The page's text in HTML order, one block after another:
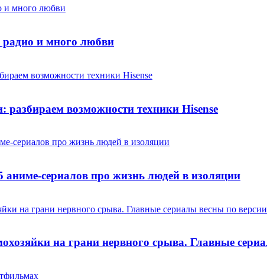
и много любви
разбираем возможности техники Hisense
аниме-сериалов про жизнь людей в изоляции
на грани нервного срыва. Главные